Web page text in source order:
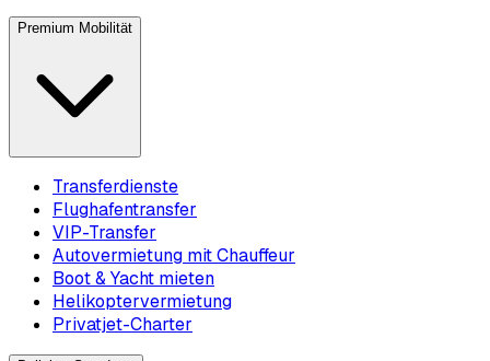
Premium Mobilität
Transferdienste
Flughafentransfer
VIP-Transfer
Autovermietung mit Chauffeur
Boot & Yacht mieten
Helikoptervermietung
Privatjet-Charter